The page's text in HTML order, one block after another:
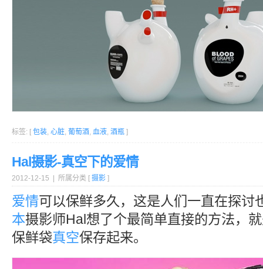
标签: [ 包装, 心脏, 葡萄酒, 血液, 酒瓶 ]
Hal摄影-真空下的爱情
2012-12-15 | 所属分类 [ 摄影 ]
爱情可以保鲜多久，这是人们一直在探讨
本摄影师Hal想了个最简单直接的方法，
保鲜袋真空保存起来。